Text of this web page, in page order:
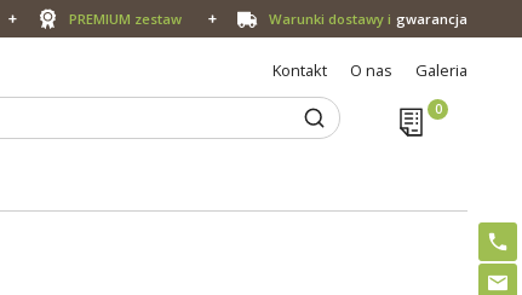
PREMIUM zestaw Warunki dostawy i gwarancja
Kontakt O nas Galeria